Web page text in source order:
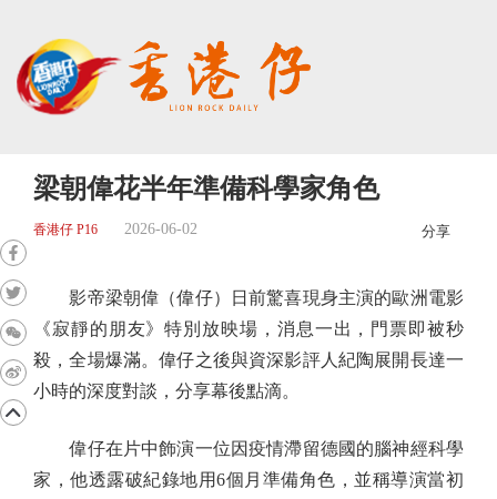
梁朝偉花半年準備科學家角色
香港仔 P16 2026-06-02 分享
影帝梁朝偉（偉仔）日前驚喜現身主演的歐洲電影
《寂靜的朋友》特別放映場，消息一出，門票即被秒
殺，全場爆滿。偉仔之後與資深影評人紀陶展開長達一
小時的深度對談，分享幕後點滴。
偉仔在片中飾演一位因疫情滯留德國的腦神經科學
家，他透露破紀錄地用6個月準備角色，並稱導演當初